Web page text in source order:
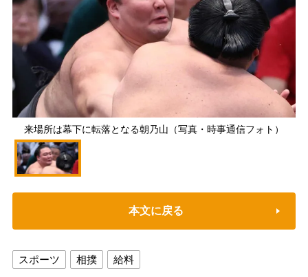
来場所は幕下に転落となる朝乃山（写真・時事通信フォト）
本文に戻る
スポーツ 相撲 給料